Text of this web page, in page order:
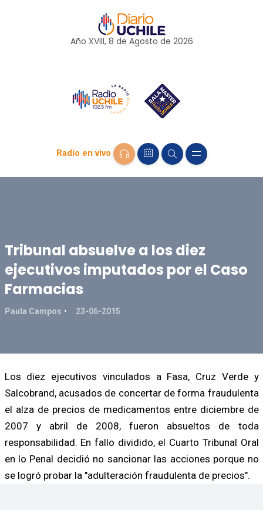
Año XVIII, 8 de Agosto de 2026
Radio en vivo
Tribunal absuelve a los diez
ejecutivos imputados por el Caso
Farmacias
Paula Campos 23-06-2015
Los diez ejecutivos vinculados a Fasa, Cruz Verde y
Salcobrand, acusados de concertar de forma fraudulenta
el alza de precios de medicamentos entre diciembre de
2007 y abril de 2008, fueron absueltos de toda
responsabilidad. En fallo dividido, el Cuarto Tribunal Oral
en lo Penal decidió no sancionar las acciones porque no
se logró probar la "adulteración fraudulenta de precios".